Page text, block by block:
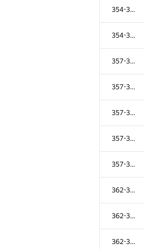
354-356
354-356
357-361
357-361
357-361
357-361
357-361
362-365
362-365
362-365